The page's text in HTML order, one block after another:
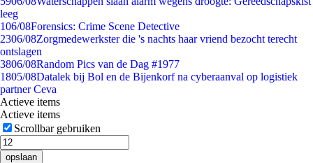
leeg
106/08Forensics: Crime Scene Detective
2306/08Zorgmedewerkster die 's nachts haar vriend bezocht terecht
ontslagen
3806/08Random Pics van de Dag #1977
1805/08Datalek bij Bol en de Bijenkorf na cyberaanval op logistiek
partner Ceva
Actieve items
Actieve items
Scrollbar gebruiken
opslaan